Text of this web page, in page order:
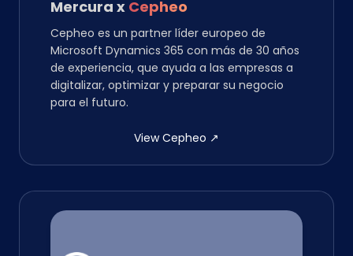
Mercura x Cepheo
Cepheo es un partner líder europeo de
Microsoft Dynamics 365 con más de 30 años
de experiencia, que ayuda a las empresas a
digitalizar, optimizar y preparar su negocio
para el futuro.
View Cepheo ↗